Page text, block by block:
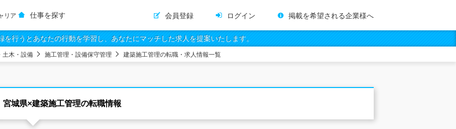
リア 仕事を探す 会員登録 ログイン 掲載を希望される企業様へ
を行うとあなたの行動を学習し、あなたにマッチした求人を提案いたします。
土木・設備 施工管理・設備保守管理 建築施工管理の転職・求人情報一覧
宮城県×建築施工管理の転職情報